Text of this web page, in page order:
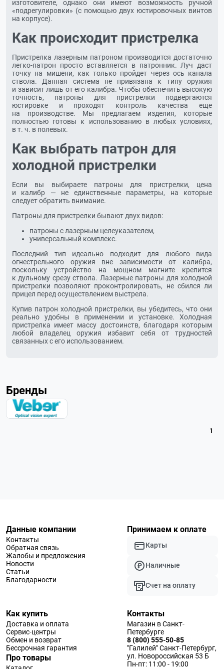
изготовителе, однако они имеют возможность ручной
«подрегулировки» (с помощью двух юстировочных винтов
на корпусе).
Как происходит пристрелка
Пристрелка лазерным патроном производится достаточно
легко-патрон просто вставляется в патронник. Луч даст
точку на мишени, как только пройдет через ось канала
ствола. Данная система не привязана к типу оружия
и зависит лишь от его калибра. Чтобы обеспечить высокую
точность, патроны для пристрелки подвергаются
юстировке и проходят контроль качества еще
на производстве. Мы предлагаем изделия, которые
полностью готовы к использованию в любых условиях,
в т. ч. в полевых.
Как выбрать патрон для
холодной пристрелки
Если вы выбираете патроны для пристрелки, цена
и калибр — не единственные параметры, на которые
следует обратить внимание.
Патроны для пристрелки бывают двух видов:
патроны с лазерным целеуказателем,
универсальный комплекс.
Последний тип идеально подходит для любого вида
огнестрельного оружия вне зависимости от калибра,
поскольку устройство на мощном магните крепится
к дульному срезу ствола. Лазерные патроны для холодной
пристрелки позволяют проконтролировать, не сбился ли
прицел перед осуществлением выстрела.
Купив патрон холодной пристрелки, вы убедитесь, что они
реально удобны в применении и установке. Холодная
пристрелка имеет массу достоинств, благодаря которым
любой владелец оружия избавит себя от трудностей
связанных с его использованием.
Бренды
1
Данные компании
Контакты
Обратная связь
Жалобы и предложения
Новости
Статьи
Благодарности
Принимаем к оплате
Карты
Наличные
Счет на оплату
Как купить
Доставка и оплата
Сервис-центры
Обмен и возврат
Бессрочная гарантия
Про товары
Контакты
Магазин в Санкт-
Петербурге
8 (800) 555-50-85
"Галилей" Санкт-Петербург,
ул. Новороссийская 53 Б
Пн-пт: 11:00 - 19:00